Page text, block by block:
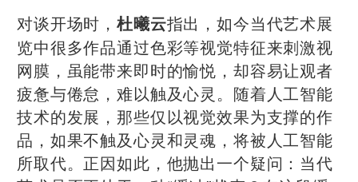
对谈开场时，杜曦云指出，如今当代艺术展
览中很多作品通过色彩等视觉特征来刺激视
网膜，虽能带来即时的愉悦，却容易让观者
疲惫与倦怠，难以触及心灵。随着人工智能
技术的发展，那些仅以视觉效果为支撑的作
品，如果不触及心灵和灵魂，将被人工智能
所取代。正因如此，他抛出一个疑问：当代